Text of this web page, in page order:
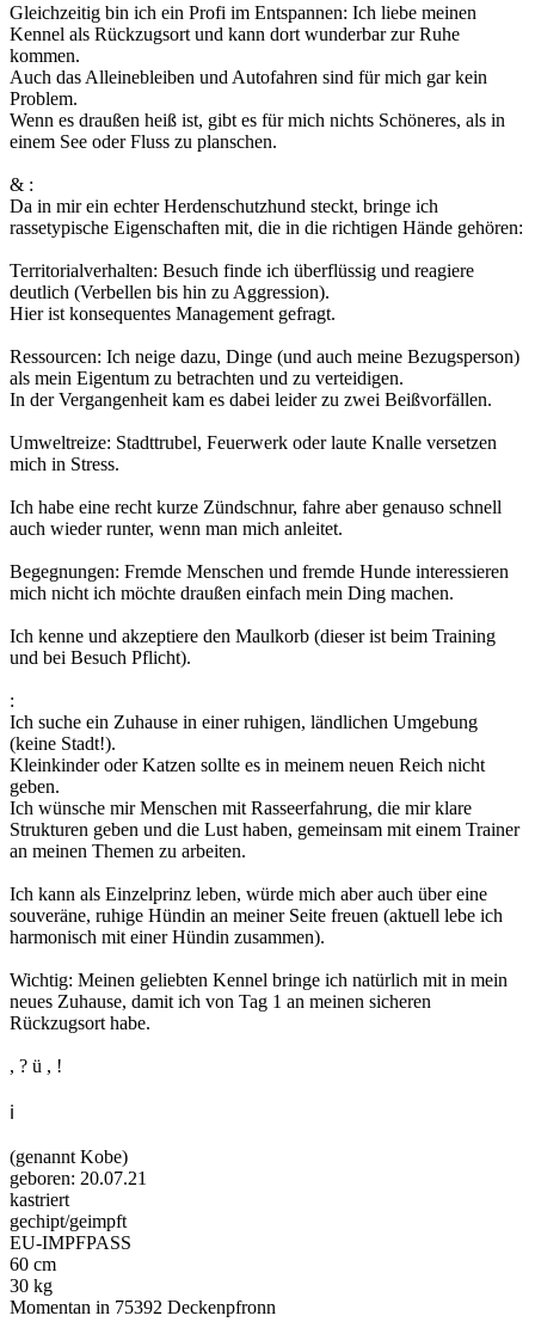
Gleichzeitig bin ich ein Profi im Entspannen: Ich liebe meinen
Kennel als Rückzugsort und kann dort wunderbar zur Ruhe
kommen.
Auch das Alleinebleiben und Autofahren sind für mich gar kein
Problem.
Wenn es draußen heiß ist, gibt es für mich nichts Schöneres, als in
einem See oder Fluss zu planschen.
& :
Da in mir ein echter Herdenschutzhund steckt, bringe ich
rassetypische Eigenschaften mit, die in die richtigen Hände gehören:
Territorialverhalten: Besuch finde ich überflüssig und reagiere
deutlich (Verbellen bis hin zu Aggression).
Hier ist konsequentes Management gefragt.
Ressourcen: Ich neige dazu, Dinge (und auch meine Bezugsperson)
als mein Eigentum zu betrachten und zu verteidigen.
In der Vergangenheit kam es dabei leider zu zwei Beißvorfällen.
Umweltreize: Stadttrubel, Feuerwerk oder laute Knalle versetzen
mich in Stress.
Ich habe eine recht kurze Zündschnur, fahre aber genauso schnell
auch wieder runter, wenn man mich anleitet.
Begegnungen: Fremde Menschen und fremde Hunde interessieren
mich nicht ich möchte draußen einfach mein Ding machen.
Ich kenne und akzeptiere den Maulkorb (dieser ist beim Training
und bei Besuch Pflicht).
:
Ich suche ein Zuhause in einer ruhigen, ländlichen Umgebung
(keine Stadt!).
Kleinkinder oder Katzen sollte es in meinem neuen Reich nicht
geben.
Ich wünsche mir Menschen mit Rasseerfahrung, die mir klare
Strukturen geben und die Lust haben, gemeinsam mit einem Trainer
an meinen Themen zu arbeiten.
Ich kann als Einzelprinz leben, würde mich aber auch über eine
souveräne, ruhige Hündin an meiner Seite freuen (aktuell lebe ich
harmonisch mit einer Hündin zusammen).
Wichtig: Meinen geliebten Kennel bringe ich natürlich mit in mein
neues Zuhause, damit ich von Tag 1 an meinen sicheren
Rückzugsort habe.
, ? ü , !
ℹ
(genannt Kobe)
geboren: 20.07.21
kastriert
gechipt/geimpft
EU-IMPFPASS
60 cm
30 kg
Momentan in 75392 Deckenpfronn